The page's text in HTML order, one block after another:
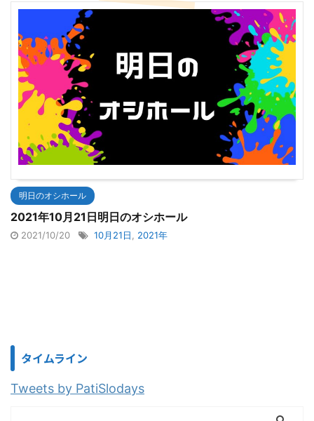
明日のオシホール
2021年10月21日明日のオシホール
2021/10/20 10月21日, 2021年
タイムライン
Tweets by PatiSlodays